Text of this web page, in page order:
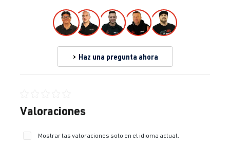
Haz una pregunta ahora
Calificación promedio de 0 de 5 estrellas
Valoraciones
Mostrar las valoraciones solo en el idioma actual.